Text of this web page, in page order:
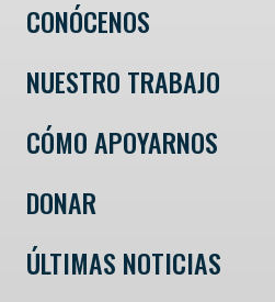
CONÓCENOS
NUESTRO TRABAJO
CÓMO APOYARNOS
DONAR
ÚLTIMAS NOTICIAS